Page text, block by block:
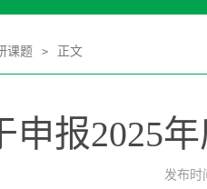
课题 > 正文
申报2025
发布时